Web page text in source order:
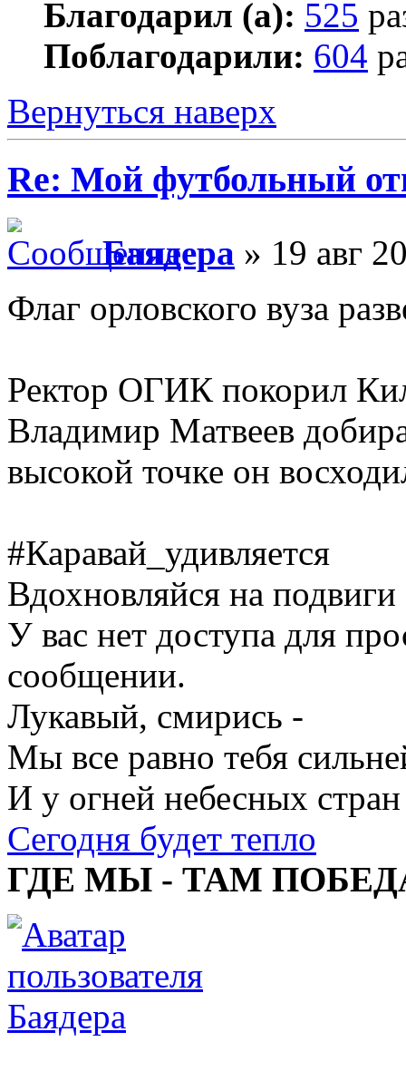
Благодарил (а): 525
Поблагодарили: 604
Вернуться наверх
Re: Мой футбольный
Баядера » 19 авг
Флаг орловского вуза
Ректор ОГИК покорил
Владимир Матвеев
высокой точке он
#Каравай_удивляется
Вдохновляйся на подвиги
У вас нет доступа для
сообщении.
Лукавый, смирись -
Мы все равно тебя
И у огней небесных стран
Сегодня будет тепло
ГДЕ МЫ - ТАМ
Баядера